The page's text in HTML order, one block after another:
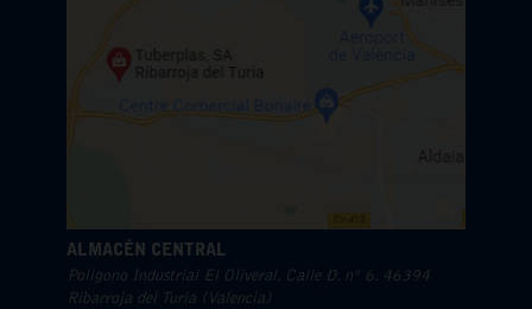
ALMACÉN CENTRAL
Polígono Industrial El Oliveral. Calle D. nº 6. 46394
Ribarroja del Turia (Valencia)